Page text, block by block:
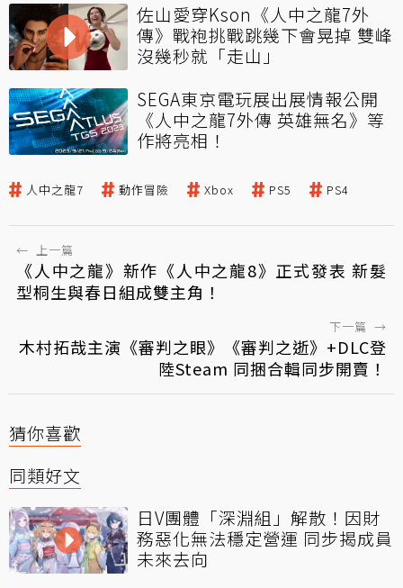
佐山愛穿Kson《人中之龍7外
傳》戰袍挑戰跳幾下會晃掉 雙峰
沒幾秒就「走山」
SEGA東京電玩展出展情報公開
《人中之龍7外傳 英雄無名》等
作將亮相！
人中之龍7 動作冒險 Xbox PS5 PS4
← 上一篇
《人中之龍》新作《人中之龍8》正式發表 新髮
型桐生與春日組成雙主角！
下一篇 →
木村拓哉主演《審判之眼》《審判之逝》+DLC登
陸Steam 同捆合輯同步開賣！
猜你喜歡
同類好文
日V團體「深淵組」解散！因財
務惡化無法穩定營運 同步揭成員
未來去向